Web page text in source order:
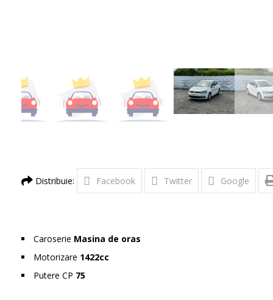
Distribuie: Facebook Twitter Google
Caroserie Masina de oras
Motorizare 1422cc
Putere CP 75